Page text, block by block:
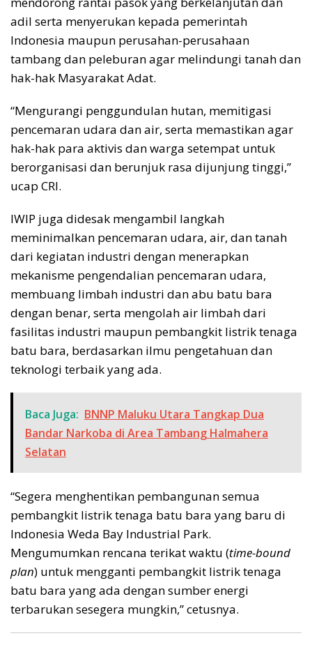
adil serta menyerukan kepada pemerintah
Indonesia maupun perusahan-perusahaan
tambang dan peleburan agar melindungi tanah dan
hak-hak Masyarakat Adat.
“Mengurangi penggundulan hutan, memitigasi
pencemaran udara dan air, serta memastikan agar
hak-hak para aktivis dan warga setempat untuk
berorganisasi dan berunjuk rasa dijunjung tinggi,”
ucap CRI.
IWIP juga didesak mengambil langkah
meminimalkan pencemaran udara, air, dan tanah
dari kegiatan industri dengan menerapkan
mekanisme pengendalian pencemaran udara,
membuang limbah industri dan abu batu bara
dengan benar, serta mengolah air limbah dari
fasilitas industri maupun pembangkit listrik tenaga
batu bara, berdasarkan ilmu pengetahuan dan
teknologi terbaik yang ada.
Baca Juga: BNNP Maluku Utara Tangkap Dua
Bandar Narkoba di Area Tambang Halmahera
Selatan
“Segera menghentikan pembangunan semua
pembangkit listrik tenaga batu bara yang baru di
Indonesia Weda Bay Industrial Park.
Mengumumkan rencana terikat waktu (time-bound
plan) untuk mengganti pembangkit listrik tenaga
batu bara yang ada dengan sumber energi
terbarukan sesegera mungkin,” cetusnya.